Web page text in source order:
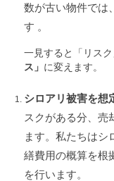
数が古い物件では
す 。
一見すると「リス
ス」 に変えます。
シロアリ被害を想
スクがある分、売
ます。私たちはシ
繕費用の概算を根
を行います。